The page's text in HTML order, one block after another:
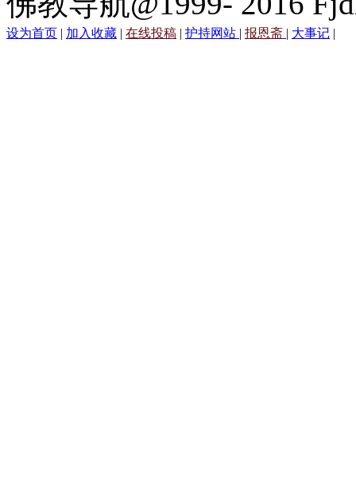
设为首页 | 加入收藏 | 在线投稿 | 护持网站 | 报恩斋 | 大事记 |